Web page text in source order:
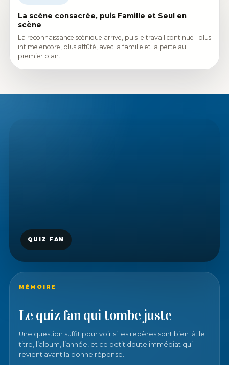
La scène consacrée, puis Famille et Seul en
scène
La reconnaissance scénique arrive, puis le travail continue : plus
intime encore, plus affûté, avec la famille et la perte au
premier plan.
MÉMOIRE
Le quiz fan qui tombe juste
Une question suffit pour voir si les repères sont bien là: le
titre, l’album, l’année, et ce petit doute immédiat qui
revient avant la bonne réponse.